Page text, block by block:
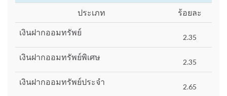
ประเภท ร้อยละ
เงินฝากออมทรัพย์
2.35
เงินฝากออมทรัพย์พิเศษ
2.35
เงินฝากออมทรัพย์ประจำ
2.65